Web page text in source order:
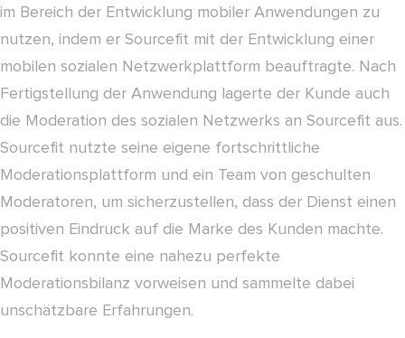
im Bereich der Entwicklung mobiler Anwendungen zu
nutzen, indem er Sourcefit mit der Entwicklung einer
mobilen sozialen Netzwerkplattform beauftragte. Nach
Fertigstellung der Anwendung lagerte der Kunde auch
die Moderation des sozialen Netzwerks an Sourcefit aus.
Sourcefit nutzte seine eigene fortschrittliche
Moderationsplattform und ein Team von geschulten
Moderatoren, um sicherzustellen, dass der Dienst einen
positiven Eindruck auf die Marke des Kunden machte.
Sourcefit konnte eine nahezu perfekte
Moderationsbilanz vorweisen und sammelte dabei
unschätzbare Erfahrungen.